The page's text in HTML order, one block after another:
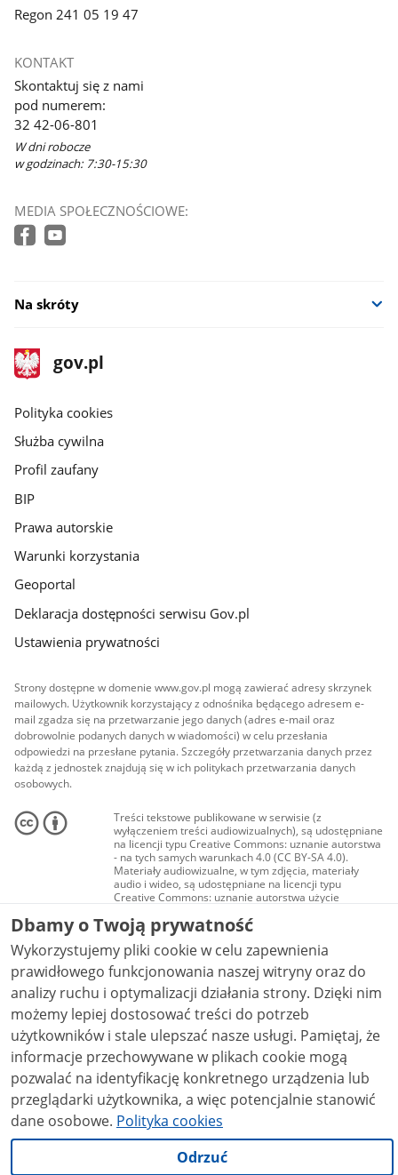
Regon 241 05 19 47
KONTAKT
Skontaktuj się z nami
pod numerem:
32 42-06-801
W dni robocze
w godzinach: 7:30-15:30
MEDIA SPOŁECZNOŚCIOWE:
Na skróty
stopka
gov.pl
Strona
gov.pl
gov.pl
Polityka cookies
Służba cywilna
Profil zaufany
BIP
Prawa autorskie
Warunki korzystania
Geoportal
Deklaracja dostępności serwisu Gov.pl
Ustawienia prywatności
Strony dostępne w domenie www.gov.pl mogą zawierać adresy skrzynek
mailowych. Użytkownik korzystający z odnośnika będącego adresem e-
mail zgadza się na przetwarzanie jego danych (adres e-mail oraz
dobrowolnie podanych danych w wiadomości) w celu przesłania
odpowiedzi na przesłane pytania. Szczegóły przetwarzania danych przez
każdą z jednostek znajdują się w ich politykach przetwarzania danych
osobowych.
Treści tekstowe publikowane w serwisie (z
wyłączeniem treści audiowizualnych), są udostępniane
na licencji typu Creative Commons: uznanie autorstwa
- na tych samych warunkach 4.0 (CC BY-SA 4.0).
Materiały audiowizualne, w tym zdjęcia, materiały
audio i wideo, są udostępniane na licencji typu
Creative Commons: uznanie autorstwa użycie
NC-ND 4.0), o ile nie jest to stwierdzone inaczej.
Dbamy o Twoją prywatność
Wykorzystujemy pliki cookie w celu zapewnienia
prawidłowego funkcjonowania naszej witryny oraz do
analizy ruchu i optymalizacji działania strony. Dzięki nim
możemy lepiej dostosować treści do potrzeb
użytkowników i stale ulepszać nasze usługi. Pamiętaj, że
informacje przechowywane w plikach cookie mogą
pozwalać na identyfikację konkretnego urządzenia lub
przeglądarki użytkownika, a więc potencjalnie stanowić
dane osobowe. Polityka cookies
Odrzuć